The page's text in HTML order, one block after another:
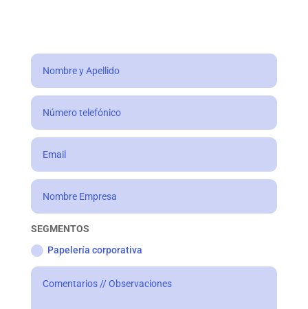
SEGMENTOS
Papelería corporativa